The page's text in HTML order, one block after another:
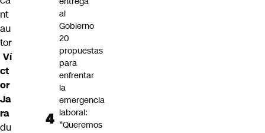
nt
au
tor
Ví
ct
or
Ja
ra
du
al
Gobierno
20
propuestas
para
enfrentar
la
emergencia
laboral:
“Queremos